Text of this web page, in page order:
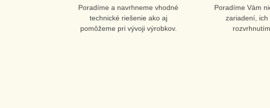
Poradíme a navrhneme vhodné
technické riešenie ako aj
pomôžeme pri vývoji výrobkov.
Poradíme Vám
zariadení, ich